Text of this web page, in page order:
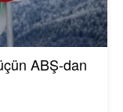
ABŞ-dan